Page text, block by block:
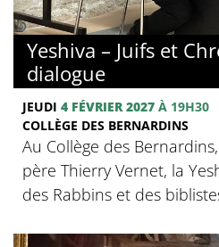
Yeshiva – Juifs et
dialogue
JEUDI 4 FÉVRIER 2027 À 19H30
COLLÈGE DES BERNARDINS
Au Collège des
père Thierry Vernet, la
des Rabbins et des